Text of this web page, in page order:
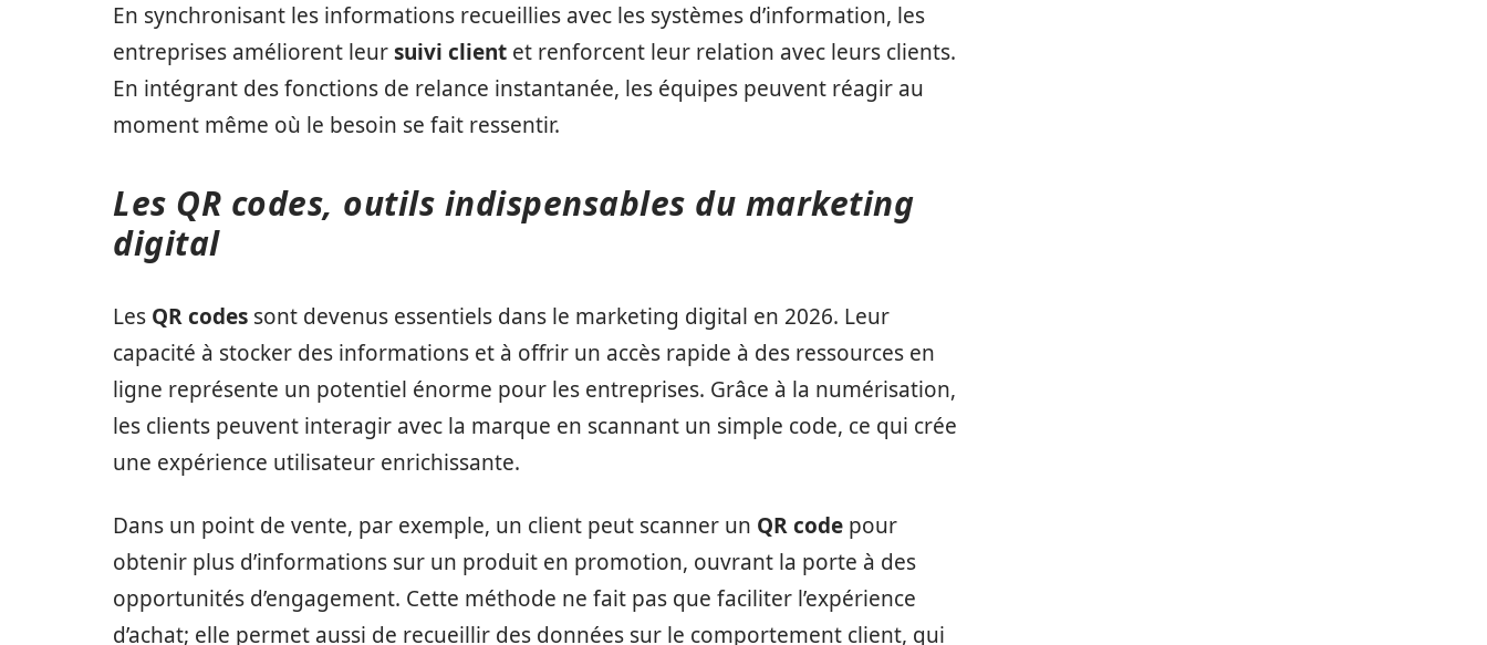
En synchronisant les informations recueillies avec les systèmes d’information, les
entreprises améliorent leursuivi client et renforcent leur relation avec leurs clients.
En intégrant des fonctions de relance instantanée, les équipes peuvent réagir au
moment même où le besoin se fait ressentir.
Les QR codes, outils indispensables du marketing
digital
Les QR codes sont devenus essentiels dans le marketing digital en 2026. Leur
capacité à stocker des informations et à offrir un accès rapide à des ressources en
ligne représente un potentiel énorme pour les entreprises. Grâce à la numérisation,
les clients peuvent interagir avec la marque en scannant un simple code, ce qui crée
une expérience utilisateur enrichissante.
Dans un point de vente, par exemple, un client peut scanner un QR code pour
obtenir plus d’informations sur un produit en promotion, ouvrant la porte à des
opportunités d’engagement. Cette méthode ne fait pas que faciliter l’expérience
d’achat; elle permet aussi de recueillir des données sur le comportement client, qui